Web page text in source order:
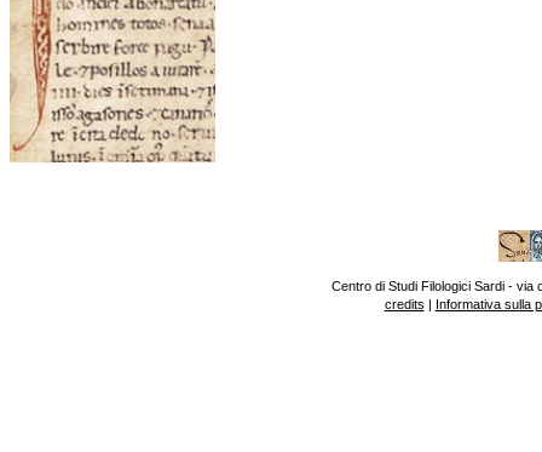
Centro di Studi Filologici Sardi - via
credits | Informativa sulla